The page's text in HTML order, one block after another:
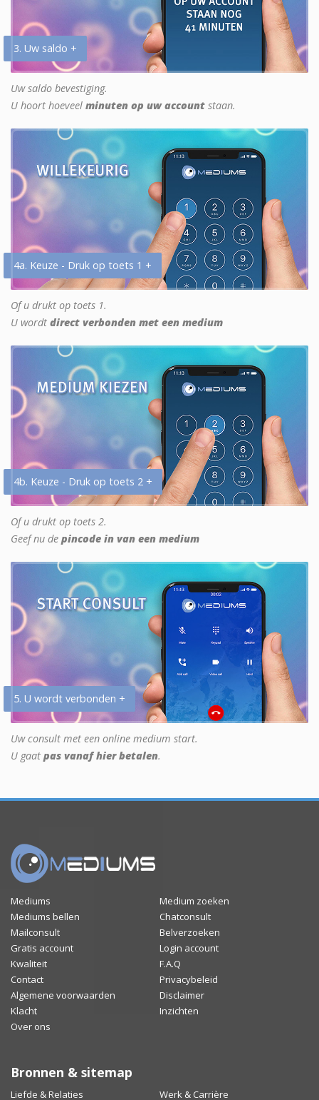
3. Uw saldo +
Uw saldo bevestiging.
U hoort hoeveel minuten op uw account staan.
4a. Keuze - Druk op toets 1 +
Of u drukt op toets 1.
U wordt direct verbonden met een medium
4b. Keuze - Druk op toets 2 +
Of u drukt op toets 2.
Geef nu de pincode in van een medium
5. U wordt verbonden +
Uw consult met een online medium start.
U gaat pas vanaf hier betalen.
Mediums
Medium zoeken
Mediums bellen
Chatconsult
Mailconsult
Belverzoeken
Gratis account
Login account
Kwaliteit
F.A.Q
Contact
Privacybeleid
Algemene voorwaarden
Disclaimer
Klacht
Inzichten
Over ons
Bronnen & sitemap
Liefde & Relaties Werk & Carrière